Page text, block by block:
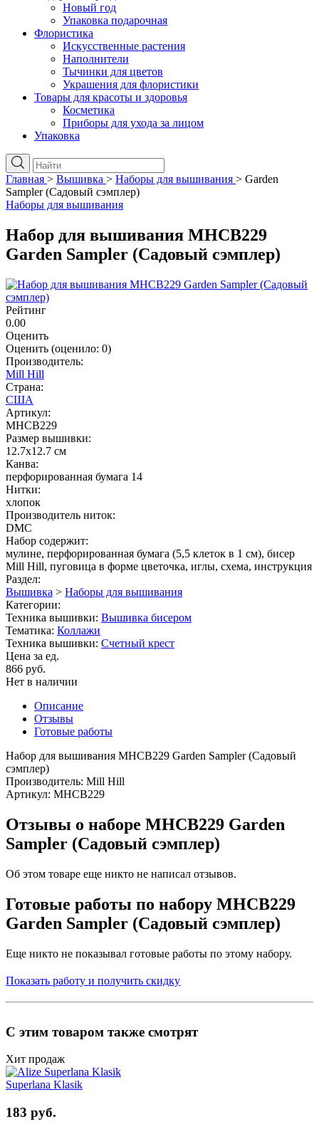
Новый год
Упаковка подарочная
Флористика
Искусственные растения
Наполнители
Тычинки для цветов
Украшения для флористики
Товары для красоты и здоровья
Косметика
Приборы для ухода за лицом
Упаковка
Главная > Вышивка > Наборы для вышивания > Garden
Sampler (Садовый сэмплер)
Наборы для вышивания
Набор для вышивания MHCB229
Garden Sampler (Садовый сэмплер)
Рейтинг
0.00
Оценить
Оценить (оценило: 0)
Производитель:
Mill Hill
Страна:
США
Артикул:
MHCB229
Размер вышивки:
12.7x12.7 см
Канва:
перфорированная бумага 14
Нитки:
хлопок
Производитель ниток:
DMC
Набор содержит:
мулине, перфорированная бумага (5,5 клеток в 1 см), бисер
Mill Hill, пуговица в форме цветочка, иглы, схема, инструкция
Раздел:
Вышивка > Наборы для вышивания
Категории:
Техника вышивки: Вышивка бисером
Тематика: Коллажи
Техника вышивки: Счетный крест
Цена за ед.
866 руб.
Нет в наличии
Описание
Отзывы
Готовые работы
Набор для вышивания MHCB229 Garden Sampler (Садовый
сэмплер)
Производитель: Mill Hill
Артикул: MHCB229
Отзывы о наборе MHCB229 Garden
Sampler (Садовый сэмплер)
Об этом товаре еще никто не написал отзывов.
Готовые работы по набору MHCB229
Garden Sampler (Садовый сэмплер)
Еще никто не показывал готовые работы по этому набору.
Показать работу и получить скидку
С этим товаром также смотрят
Хит продаж
Superlana Klasik
183 руб.